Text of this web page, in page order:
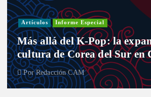
Artículos Informe Especial
Más allá del K-Pop: la
cultura de Corea del Sur en
PorRedacción CAM